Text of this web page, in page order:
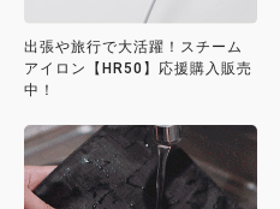
出張や旅行で大活躍！スチーム
アイロン【HR50】応援購入販売
中！